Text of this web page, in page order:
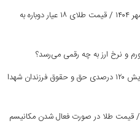
پیش بینی قیمت طلا و سکه امروز ۲ مهر ۱۴۰۴ / قیمت طلای ۱۸ عیار دوباره به
بانک دی در مسیر بهبود وضعیت/ افزایش ۱۲۰ درصدی حق و حقوق فرزندان شهدا
قیمت طلا و سکه امروز ۲۹ مرداد ۱۴۰۴/ قیمت طلا در صورت فعال شدن مکانیسم